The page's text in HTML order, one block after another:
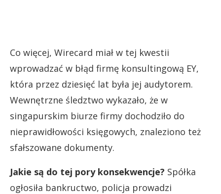
Co więcej, Wirecard miał w tej kwestii
wprowadzać w błąd firmę konsultingową EY,
która przez dziesięć lat była jej audytorem.
Wewnętrzne śledztwo wykazało, że w
singapurskim biurze firmy dochodziło do
nieprawidłowości księgowych, znaleziono też
sfałszowane dokumenty.
Jakie są do tej pory konsekwencje? Spółka
ogłosiła bankructwo, policja prowadzi